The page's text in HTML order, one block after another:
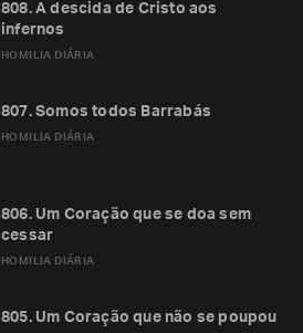
HOMILIA DIÁRIA
808. A descida de Cristo aos
infernos
HOMILIA DIÁRIA
807. Somos todos Barrabás
HOMILIA DIÁRIA
806. Um Coração que se doa sem
cessar
805. Um Coração que não se poupou